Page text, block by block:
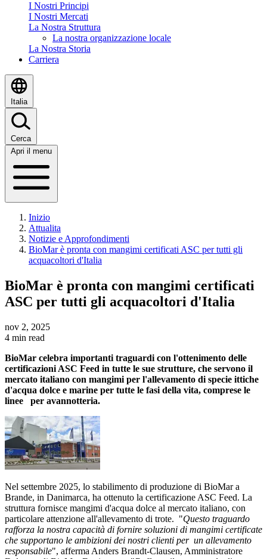
I Nostri Principi
I Nostri Mercati
La Nostra Struttura
La nostra organizzazione locale
La Nostra Storia
Carriera
Italia
Cerca
Apri il menu
Inizio
Attualita
Notizie e Approfondimenti
BioMar è pronta con mangimi certificati ASC per tutti gli
acquacoltori d'Italia
BioMar è pronta con mangimi certificati
ASC per tutti gli acquacoltori d'Italia
nov 2, 2025
4 min read
BioMar celebra importanti traguardi con l'ottenimento delle
certificazioni ASC Feed in tutte le sue strutture, che servono il
mercato italiano con mangimi per l'allevamento di specie ittiche
d'acqua dolce e marine per tutte le fasi della vita, comprese le
linee per avannotteria.
Nel settembre 2025, lo stabilimento di produzione di BioMar a
Brande, in Danimarca, ha ottenuto la certificazione ASC Feed. La
struttura fornisce mangimi d'acqua dolce al mercato italiano, con
particolare attenzione all'allevamento di trote. "Questo traguardo
rafforza la nostra capacità di fornire soluzioni di mangimi certificate
che supportano le ambizioni dei nostri clienti per un allevamento
responsabile", afferma Anders Brandt-Clausen, Amministratore